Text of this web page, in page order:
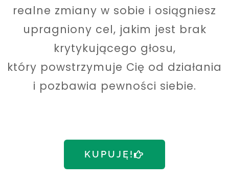
realne zmiany w sobie i osiągniesz
upragniony cel, jakim jest brak
krytykującego głosu,
który powstrzymuje Cię od działania
i pozbawia pewności siebie.
KUPUJĘ!